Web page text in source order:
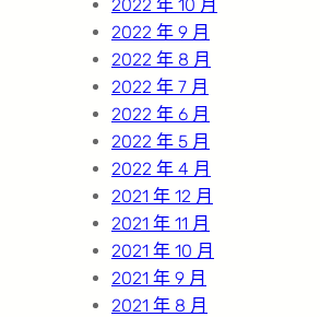
2022 年 10 月
2022 年 9 月
2022 年 8 月
2022 年 7 月
2022 年 6 月
2022 年 5 月
2022 年 4 月
2021 年 12 月
2021 年 11 月
2021 年 10 月
2021 年 9 月
2021 年 8 月